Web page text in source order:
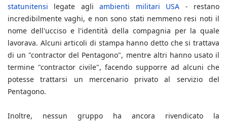
statunitensi legate agli ambienti militari USA - restano
incredibilmente vaghi, e non sono stati nemmeno resi noti il
nome dell'ucciso e l'identità della compagnia per la quale
lavorava. Alcuni articoli di stampa hanno detto che si trattava
di un "contractor del Pentagono", mentre altri hanno usato il
termine "contractor civile", facendo supporre ad alcuni che
potesse trattarsi un mercenario privato al servizio del
Pentagono.
Inoltre, nessun gruppo ha ancora rivendicato la